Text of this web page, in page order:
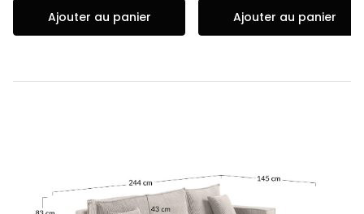
Ajouter au panier Ajouter au panier